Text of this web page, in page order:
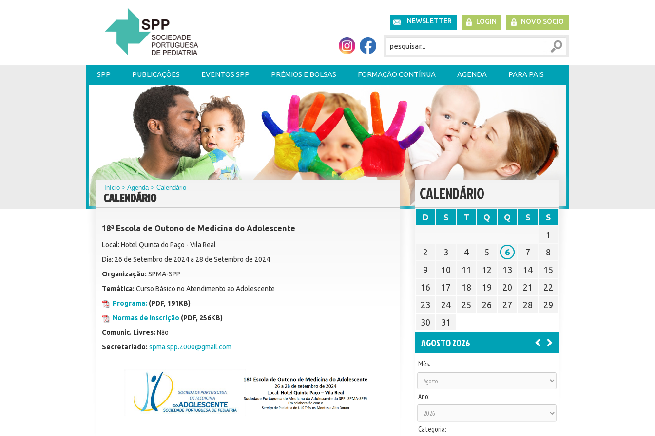
NEWSLETTER LOGIN NOVO SÓCIO
SPP PUBLICAÇÕES EVENTOS SPP PRÉMIOS E BOLSAS FORMAÇÃO CONTÍNUA AGENDA PARA PAIS
Início >Agenda> Calendário
CALENDÁRIO
18ª Escola de Outono de Medicina do Adolescente
Local: Hotel Quinta do Paço - Vila Real
Dia: 26 de Setembro de 2024 a 28 de Setembro de 2024
Organização: SPMA-SPP
Temática: Curso Básico no Atendimento ao Adolescente
Programa: (PDF, 191KB)
Normas de inscrição (PDF, 256KB)
Comunic. Livres: Não
Secretariado: spma.spp.2000@gmail.com
CALENDÁRIO
D S T Q Q S
S
1
2
3 4 5 6 7
8
9
10 11 12 13 14
15
16
17 18 19 20 21
22
23
24 25 26 27 28
29
30
31
AGOSTO 2026
Mês:
Ano:
Categoria: